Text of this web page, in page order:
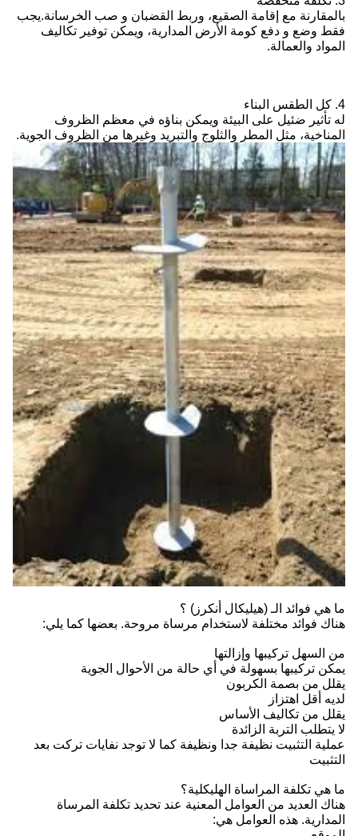
بالمقارنة مع إقامة الصقيع، وربط القضبان و صب الخرسانة.يجب
فقط وضع و دفع كومة الأرض المدارية، ويمكن توفير تكاليف
المواد والعمالة.
4. كل الطقس البناء
له تأثير ضئيل على البيئة ويمكن بناؤه في معظم الظروف
المناخية، مثل المطر والثلوج والتبريد وغيرها من الظروف الجوية.
ما هي فوائد الـ (هيليكال أنكرز) ؟
هناك فوائد مختلفة لاستخدام مرساة مروحة. بعضها كما يلي:
من السهل تركيبها وإزالتها
يمكن تركيبها بسهولة في أي حالة من الأحوال الجوية
يقلل من بصمة الكربون
لديه أقل اهتزاز
يقلل من تكاليف الأساس
لا يتطلب التربة الزائدة
عملية التثبيت نظيفة جدا ونظيفة كما لا توجد نفايات تركت بعد
التثبيت
ما هي تكلفة المراساة الهليكلية؟
هناك العديد من العوامل المعنية عند تحديد تكلفة المرساة
المدارية. هذه العوامل هي: